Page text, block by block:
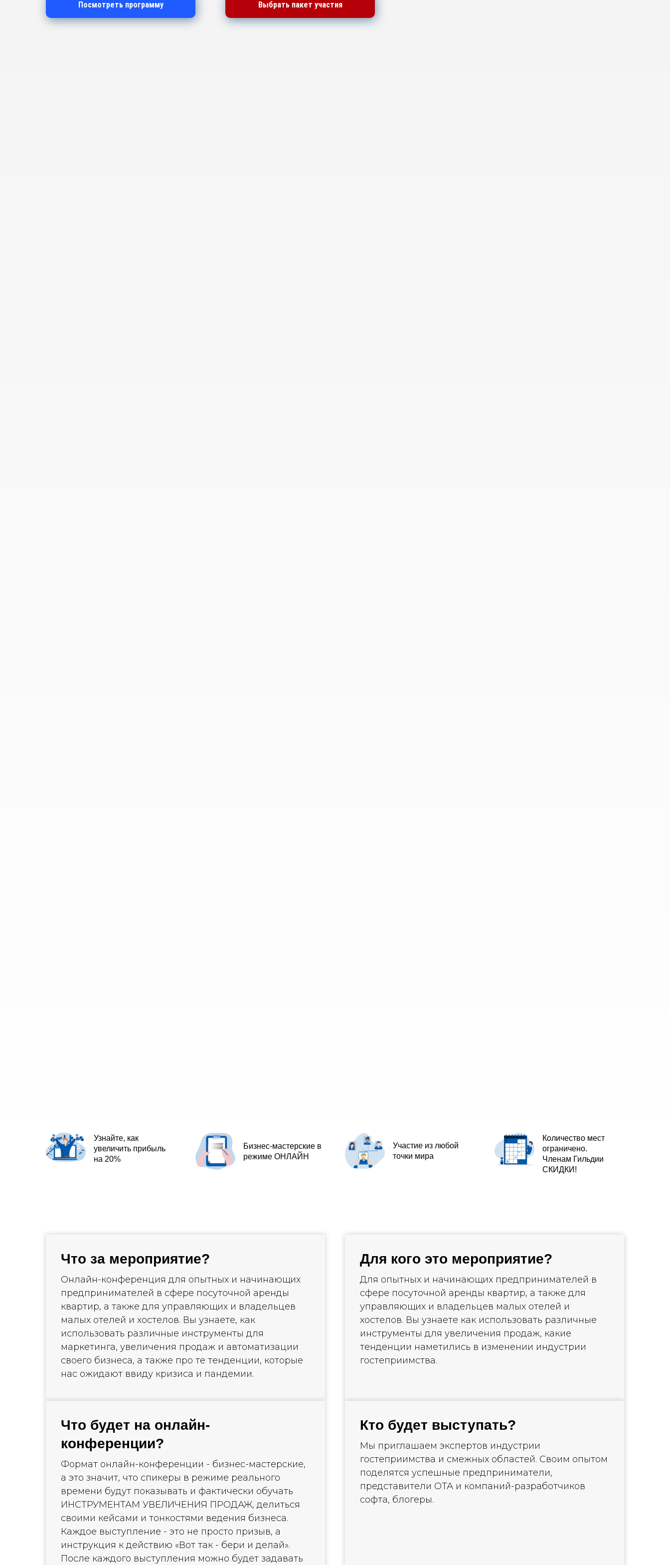
Выбрать пакет участия
Посмотреть программу
Узнайте, как
увеличить прибыль
на 20%
Бизнес-мастерские в
режиме ОНЛАЙН
Участие из любой
точки мира
Количество мест
ограничено.
Членам Гильдии
СКИДКИ!
Что за мероприятие?
Онлайн-конференция для опытных и начинающих
предпринимателей в сфере посуточной аренды
квартир, а также для управляющих и владельцев
малых отелей и хостелов. Вы узнаете, как
использовать различные инструменты для
маркетинга, увеличения продаж и автоматизации
своего бизнеса, а также про те тенденции, которые
нас ожидают ввиду кризиса и пандемии.
Для кого это мероприятие?
Для опытных и начинающих предпринимателей в
сфере посуточной аренды квартир, а также для
управляющих и владельцев малых отелей и
хостелов. Вы узнаете как использовать различные
инструменты для увеличения продаж, какие
тенденции наметились в изменении индустрии
гостеприимства.
Что будет на онлайн-
конференции?
Формат онлайн-конференции - бизнес-мастерские,
а это значит, что спикеры в режиме реального
времени будут показывать и фактически обучать
ИНСТРУМЕНТАМ УВЕЛИЧЕНИЯ ПРОДАЖ, делиться
своими кейсами и тонкостями ведения бизнеса.
Каждое выступление - это не просто призыв, а
инструкция к действию «Вот так - бери и делай».
После каждого выступления можно будет задавать
Кто будет выступать?
Мы приглашаем экспертов индустрии
гостеприимства и смежных областей. Своим опытом
поделятся успешные предприниматели,
представители ОТА и компаний-разработчиков
софта, блогеры.